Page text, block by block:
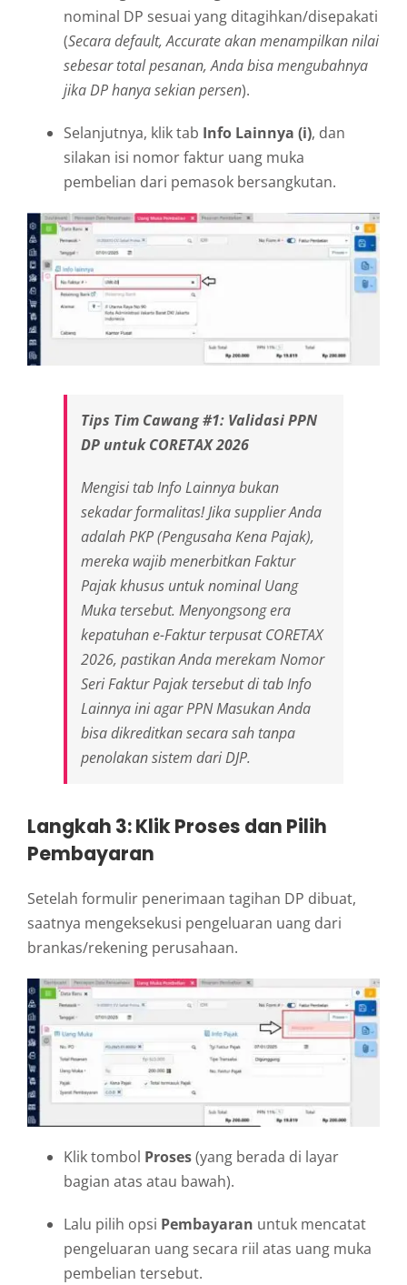
nominal DP sesuai yang ditagihkan/disepakati
(Secara default, Accurate akan menampilkan nilai
sebesar total pesanan, Anda bisa mengubahnya
jika DP hanya sekian persen).
Selanjutnya, klik tab Info Lainnya (i), dan
silakan isi nomor faktur uang muka
pembelian dari pemasok bersangkutan.
Tips Tim Cawang #1: Validasi PPN
DP untuk CORETAX 2026
Mengisi tab Info Lainnya bukan
sekadar formalitas! JikasupplierAnda
adalah PKP (Pengusaha Kena Pajak),
mereka wajib menerbitkan Faktur
Pajak khusus untuk nominal Uang
Muka tersebut. Menyongsong era
kepatuhan e-Faktur terpusat CORETAX
2026, pastikan Anda merekam Nomor
Seri Faktur Pajak tersebut di tab Info
Lainnya ini agar PPN Masukan Anda
bisa dikreditkan secara sah tanpa
penolakan sistem dari DJP.
Langkah 3: Klik Proses dan Pilih
Pembayaran
Setelah formulir penerimaan tagihan DP dibuat,
saatnya mengeksekusi pengeluaran uang dari
brankas/rekening perusahaan.
Klik tombol Proses(yang berada di layar
bagian atas atau bawah).
Lalu pilih opsi Pembayaran untuk mencatat
pengeluaran uang secara riil atas uang muka
pembelian tersebut.